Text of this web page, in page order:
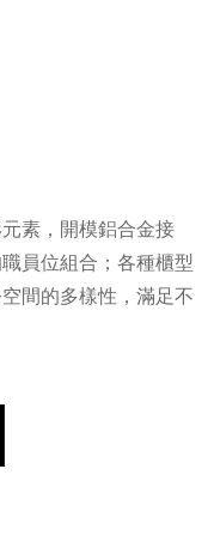
素，開模鋁合金接
員位組合；各種櫃型
間的多樣性，滿足不